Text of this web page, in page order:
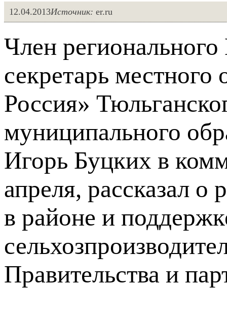
12.04.2013Источник: er.ru
Член
секретарь местного
Россия»
муниципального
Игорь Буцких в
апреля, рассказал о
в районе и
Правительства и